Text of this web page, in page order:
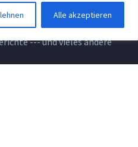
Alle akzeptieren
grosses GIN Portal -
Shopping zu Bestpreisen ---
--- und vieles andere